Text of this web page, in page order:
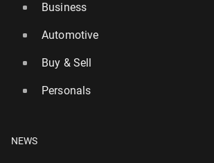
Business
Automotive
Buy & Sell
Personals
NEWS